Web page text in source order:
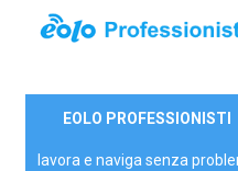
35,00 €/mese
EOLO PROFESSIONISTI
lavora e naviga senza